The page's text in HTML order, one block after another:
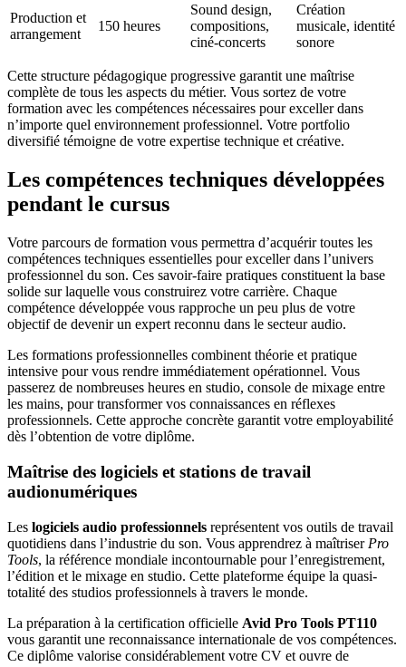
Production et
arrangement
150 heures
Sound design,
compositions,
ciné-concerts
Création
musicale, identité
sonore
Cette structure pédagogique progressive garantit une maîtrise
complète de tous les aspects du métier. Vous sortez de votre
formation avec les compétences nécessaires pour exceller dans
n’importe quel environnement professionnel. Votre portfolio
diversifié témoigne de votre expertise technique et créative.
Les compétences techniques développées
pendant le cursus
Votre parcours de formation vous permettra d’acquérir toutes les
compétences techniques essentielles pour exceller dans l’univers
professionnel du son. Ces savoir-faire pratiques constituent la base
solide sur laquelle vous construirez votre carrière. Chaque
compétence développée vous rapproche un peu plus de votre
objectif de devenir un expert reconnu dans le secteur audio.
Les formations professionnelles combinent théorie et pratique
intensive pour vous rendre immédiatement opérationnel. Vous
passerez de nombreuses heures en studio, console de mixage entre
les mains, pour transformer vos connaissances en réflexes
professionnels. Cette approche concrète garantit votre employabilité
dès l’obtention de votre diplôme.
Maîtrise des logiciels et stations de travail
audionumériques
Les logiciels audio professionnels représentent vos outils de travail
quotidiens dans l’industrie du son. Vous apprendrez à maîtriser Pro
Tools, la référence mondiale incontournable pour l’enregistrement,
l’édition et le mixage en studio. Cette plateforme équipe la quasi-
totalité des studios professionnels à travers le monde.
La préparation à la certification officielle Avid Pro Tools PT110
vous garantit une reconnaissance internationale de vos compétences.
Ce diplôme valorise considérablement votre CV et ouvre de